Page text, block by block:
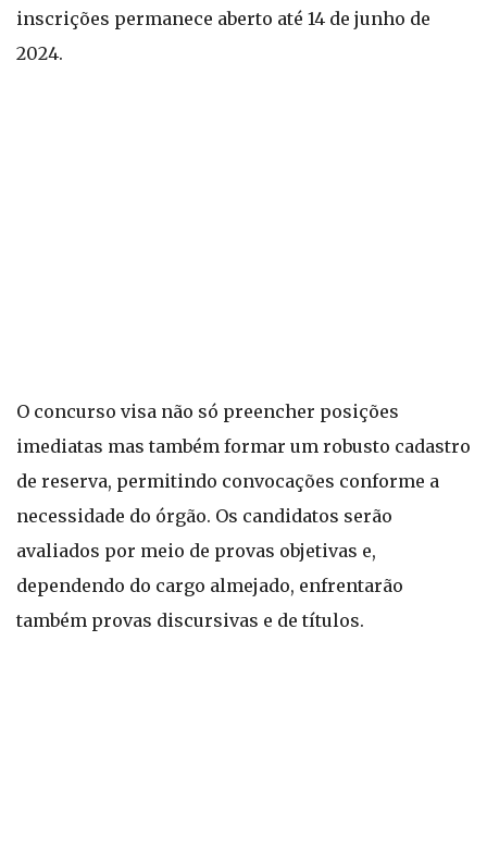
inscrições permanece aberto até 14 de junho de
2024.
O concurso visa não só preencher posições
imediatas mas também formar um robusto cadastro
de reserva, permitindo convocações conforme a
necessidade do órgão. Os candidatos serão
avaliados por meio de provas objetivas e,
dependendo do cargo almejado, enfrentarão
também provas discursivas e de títulos.